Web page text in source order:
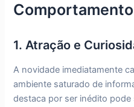
1. Atração e
A novidade imediatamente
ambiente saturado de
destaca por ser inédito pode